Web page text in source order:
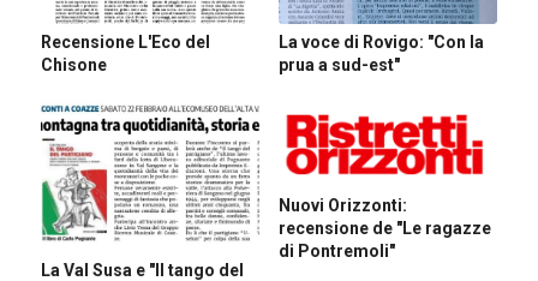
Recensione L'Eco del
Chisone
La voce di Rovigo: "Con la
prua a sud-est"
La Val Susa e "Il tango del
Nuovi Orizzonti:
recensione de "Le ragazze
di Pontremoli"